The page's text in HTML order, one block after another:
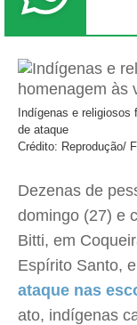
Indígenas e
de ataque
Crédito: Reprodução/
Dezenas de
domingo (27) e
Bitti, em
Espírito Santo,
ataque nas
ato, indígenas